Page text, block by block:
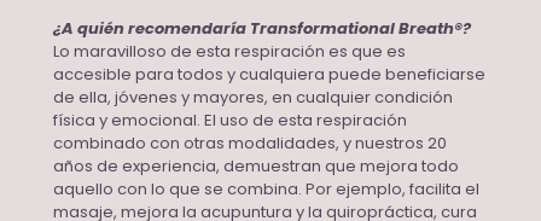
¿A quién recomendaría Transformational Breath®?
Lo maravilloso de esta respiración es que es
accesible para todos y cualquiera puede beneficiarse
de ella, jóvenes y mayores, en cualquier condición
física y emocional. El uso de esta respiración
combinado con otras modalidades, y nuestros 20
años de experiencia, demuestran que mejora todo
aquello con lo que se combina. Por ejemplo, facilita el
masaje, mejora la acupuntura y la quiropráctica, cura